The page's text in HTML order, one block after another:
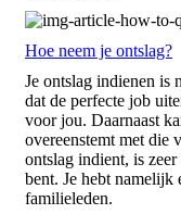
Hoe neem je ontslag?
Je ontslag indienen is
dat de perfecte job
voor jou. Daarnaast
overeenstemt met die
ontslag indient, is
bent. Je hebt namelijk
familieleden.